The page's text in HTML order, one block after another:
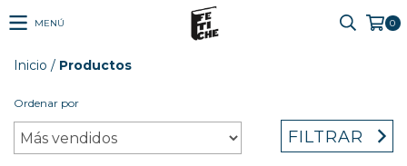
MENÚ 0
Inicio / Productos
Ordenar por
FILTRAR